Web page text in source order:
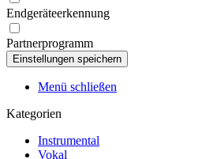
Endgeräteerkennung
Partnerprogramm
Menü schließen
Kategorien
Instrumental
Vokal